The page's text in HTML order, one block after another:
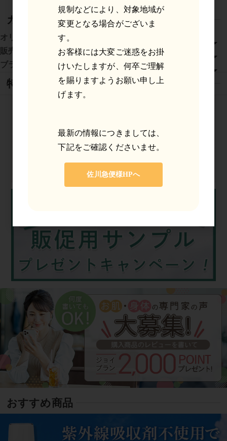
カテゴリ
オリジナル商品
販売代行商品
ブランド
特集
おすすめ商品
規制などにより、対象地域が
変更となる場合がございま
す。
お客様には大変ご迷惑をお掛
けいたしますが、何卒ご理解
を賜りますようお願い申し上
げます。
最新の情報につきましては、
下記をご確認くださいませ。
佐川急便様HPへ